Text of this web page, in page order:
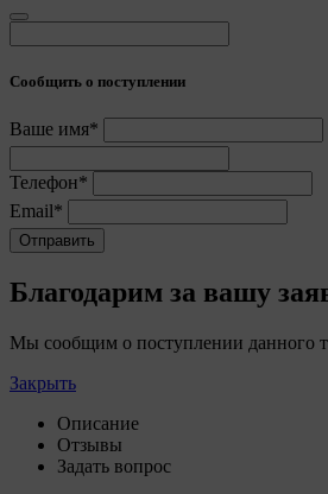
Сообщить о поступлении
Ваше имя*
Телефон*
Email*
Отправить
Благодарим за вашу
Мы сообщим о поступлении данного
Закрыть
Описание
Отзывы
Задать вопрос
cookie
файлов cookie (далее –
персональных данных,
Закона Республики Беларусь от 7
«О защите персональных данных»